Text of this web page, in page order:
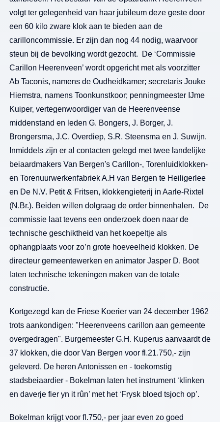
volgt ter gelegenheid van haar jubileum deze geste door
een 60 kilo zware klok aan te bieden aan de
carilloncommissie. Er zijn dan nog 44 nodig, waarvoor
steun bij de bevolking wordt gezocht. De ‘Commissie
Carillon Heerenveen’ wordt opgericht met als voorzitter
Ab Taconis, namens de Oudheidkamer; secretaris Jouke
Hiemstra, namens Toonkunstkoor; penningmeester IJme
Kuiper, vertegenwoordiger van de Heerenveense
middenstand en leden G. Bongers, J. Borger, J.
Brongersma, J.C. Overdiep, S.R. Steensma en J. Suwijn.
Inmiddels zijn er al contacten gelegd met twee landelijke
beiaardmakers Van Bergen's Carillon-, Torenluidklokken-
en Torenuurwerkenfabriek A.H van Bergen te Heiligerlee
en De N.V. Petit & Fritsen, klokkengieterij in Aarle-Rixtel
(N.Br.). Beiden willen dolgraag de order binnenhalen. De
commissie laat tevens een onderzoek doen naar de
technische geschiktheid van het koepeltje als
ophangplaats voor zo’n grote hoeveelheid klokken. De
directeur gemeentewerken en animator Jasper D. Boot
laten technische tekeningen maken van de totale
constructie.
Kortgezegd kan de Friese Koerier van 24 december 1962
trots aankondigen: "Heerenveens carillon aan gemeente
overgedragen". Burgemeester G.H. Kuperus aanvaardt de
37 klokken, die door Van Bergen voor fl.21.750,- zijn
geleverd. De heren Antonissen en - toekomstig
stadsbeiaardier - Bokelman laten het instrument ‘klinken
en daverje fier yn it rûn’ met het ‘Frysk bloed tsjoch op’.
Bokelman krijgt voor fl.750,- per jaar even zo goed